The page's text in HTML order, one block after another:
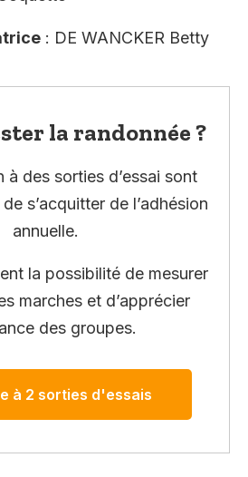
: DE WANCKER Betty
la randonnée ?
à des sorties d’essai sont
s’acquitter de l’adhésion
annuelle.
la possibilité de mesurer
marches et d’apprécier
des groupes.
à 2 sorties d'essais